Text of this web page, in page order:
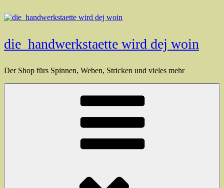
Inhalt
die_handwerkstaette wird dej woin
Der Shop fürs Spinnen, Weben, Stricken und vieles mehr